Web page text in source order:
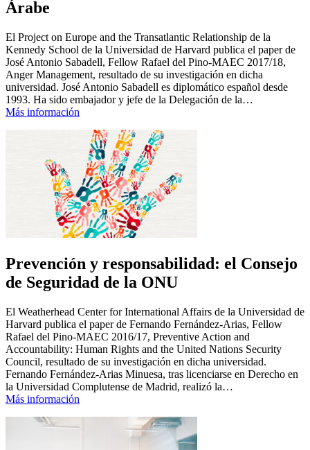
Árabe
El Project on Europe and the Transatlantic Relationship de la
Kennedy School de la Universidad de Harvard publica el paper de
José Antonio Sabadell, Fellow Rafael del Pino-MAEC 2017/18,
Anger Management, resultado de su investigación en dicha
universidad. José Antonio Sabadell es diplomático español desde
1993. Ha sido embajador y jefe de la Delegación de la…
Más información
Prevención y responsabilidad: el Consejo
de Seguridad de la ONU
El Weatherhead Center for International Affairs de la Universidad de
Harvard publica el paper de Fernando Fernández-Arias, Fellow
Rafael del Pino-MAEC 2016/17, Preventive Action and
Accountability: Human Rights and the United Nations Security
Council, resultado de su investigación en dicha universidad.
Fernando Fernández-Arias Minuesa, tras licenciarse en Derecho en
la Universidad Complutense de Madrid, realizó la…
Más información